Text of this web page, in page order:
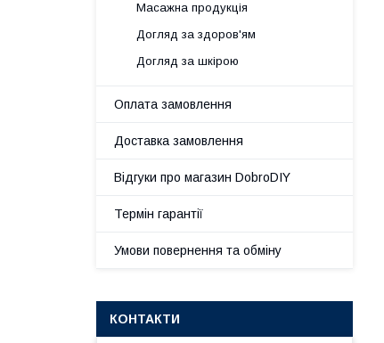
Масажна продукція
Догляд за здоров'ям
Догляд за шкірою
Оплата замовлення
Доставка замовлення
Відгуки про магазин DobroDIY
Термін гарантії
Умови повернення та обміну
КОНТАКТИ